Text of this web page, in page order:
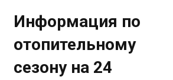
Информация по
отопительному
сезону на 24